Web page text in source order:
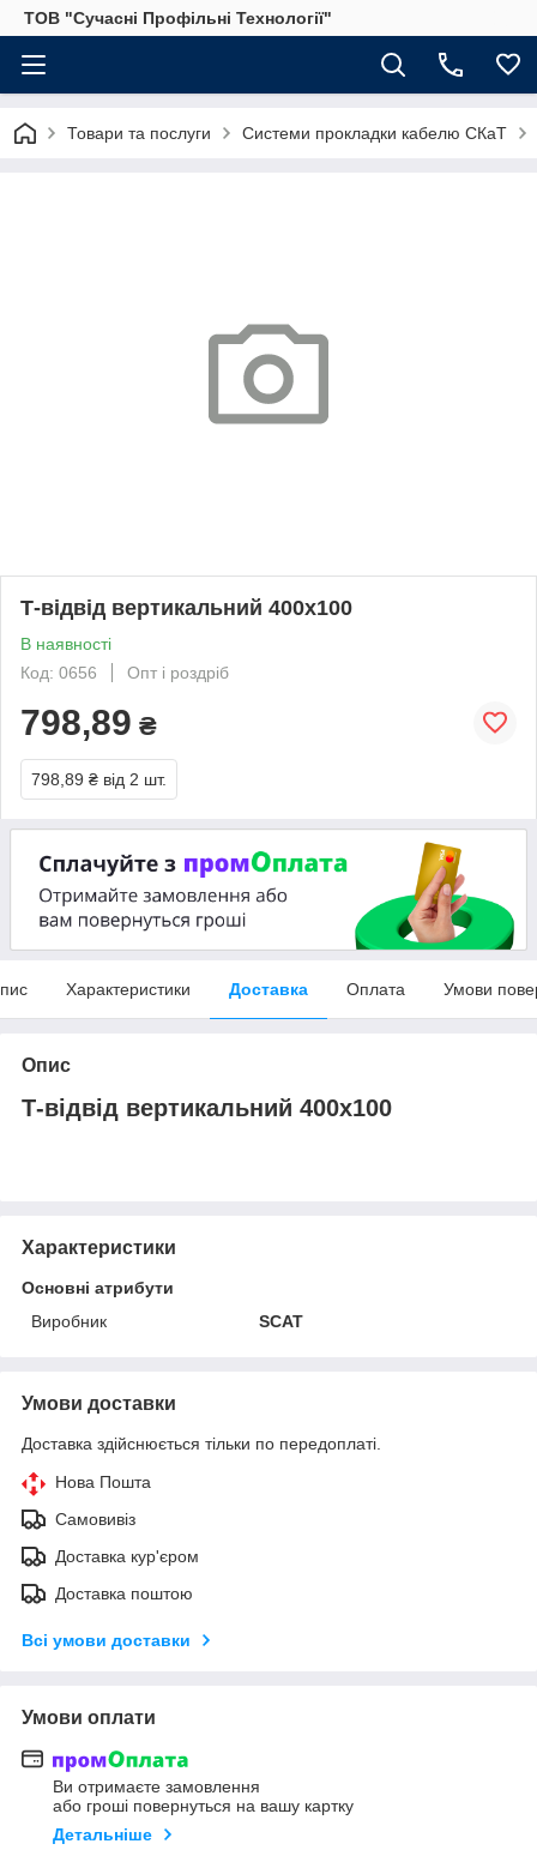
ТОВ "Сучасні Профільні Технології"
Товари та послуги Системи прокладки кабелю СКаТ
Т-відвід вертикальний 400х100
В наявності
Код: 0656
Опт і роздріб
798,89 ₴
798,89 ₴ від 2 шт.
Характеристики Доставка Оплата Умови
Опис
Т-відвід вертикальний 400х100
Характеристики
Основні атрибути
Виробник
SCAT
Умови доставки
Доставка здійснюється тільки по передоплаті.
Нова Пошта
Самовивіз
Доставка кур'єром
Доставка поштою
Всі умови доставки
Умови оплати
Ви отримаєте замовлення
або гроші повернуться на вашу картку
Детальніше